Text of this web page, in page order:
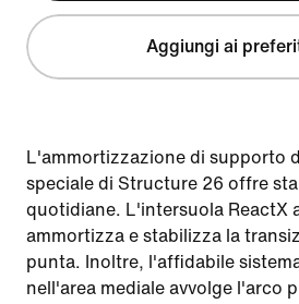
Aggiungi ai
L'ammortizzazione di supporto
speciale di Structure 26 offre
quotidiane. L'intersuola ReactX
ammortizza e stabilizza la
punta. Inoltre, l'affidabile
nell'area mediale avvolge l'arco